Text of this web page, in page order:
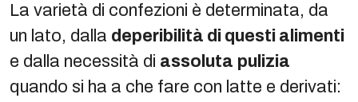
La varietà di confezioni è determinata, da
un lato, dalla deperibilità di questi alimenti
e dalla necessità di assoluta pulizia
quando si ha a che fare con latte e derivati: